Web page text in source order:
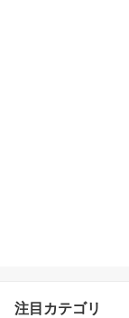
注目カテゴリ